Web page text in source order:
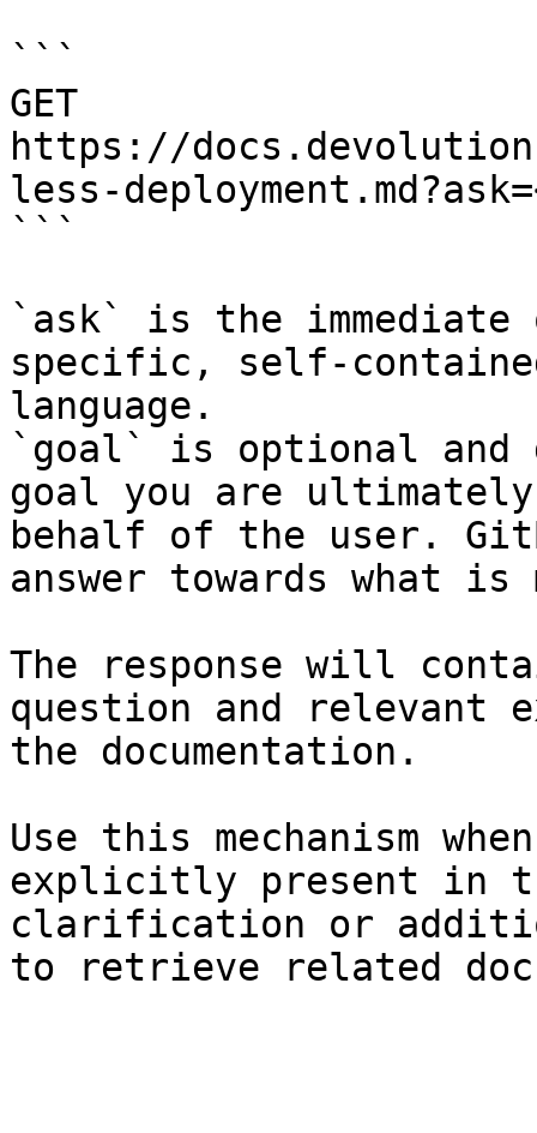
```
GET
https://
less-
```
`ask` is the
specific, self-
language.
`goal` is optional and
goal you are
behalf of the user.
answer towards what
The response will
question and relevant
the documentation.
Use this mechanism
explicitly present in
clarification or